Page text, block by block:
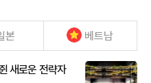
본 베트남
새로운 전략자